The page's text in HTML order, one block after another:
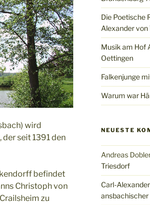
wird
seit 1391 den
befindet
Christoph von
zu
Die Poetische
Alexander
Musik am Hof
Oettingen
Falkenjunge
Warum war
NEUESTE
Andreas
Triesdorf
Carl-